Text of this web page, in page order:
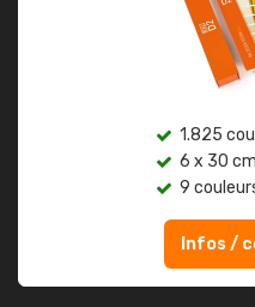
1.825
6 x 30
9
Infos /